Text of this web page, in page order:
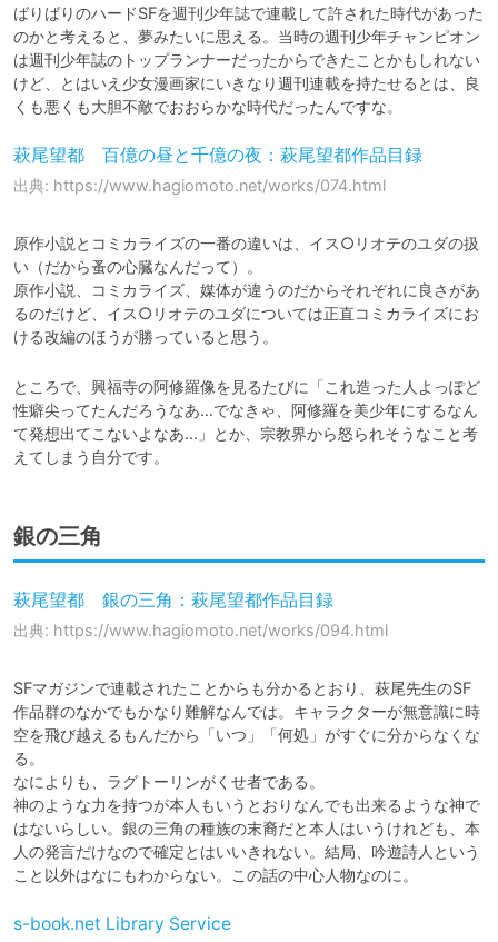
ばりばりのハードSFを週刊少年誌で連載して許された時代があった
のかと考えると、夢みたいに思える。当時の週刊少年チャンピオン
は週刊少年誌のトップランナーだったからできたことかもしれない
けど、とはいえ少女漫画家にいきなり週刊連載を持たせるとは、良
くも悪くも大胆不敵でおおらかな時代だったんですな。
萩尾望都 百億の昼と千億の夜：萩尾望都作品目録
出典: https://www.hagiomoto.net/works/074.html
原作小説とコミカライズの一番の違いは、イス○リオテのユダの扱
い（だから蚤の心臓なんだって）。
原作小説、コミカライズ、媒体が違うのだからそれぞれに良さがあ
るのだけど、イス○リオテのユダについては正直コミカライズにお
ける改編のほうが勝っていると思う。
ところで、興福寺の阿修羅像を見るたびに「これ造った人よっぽど
性癖尖ってたんだろうなあ…でなきゃ、阿修羅を美少年にするなん
て発想出てこないよなあ…」とか、宗教界から怒られそうなこと考
えてしまう自分です。
銀の三角
萩尾望都 銀の三角：萩尾望都作品目録
出典: https://www.hagiomoto.net/works/094.html
SFマガジンで連載されたことからも分かるとおり、萩尾先生のSF
作品群のなかでもかなり難解なんでは。キャラクターが無意識に時
空を飛び越えるもんだから「いつ」「何処」がすぐに分からなくな
る。
なによりも、ラグトーリンがくせ者である。
神のような力を持つが本人もいうとおりなんでも出来るような神で
はないらしい。銀の三角の種族の末裔だと本人はいうけれども、本
人の発言だけなので確定とはいいきれない。結局、吟遊詩人という
こと以外はなにもわからない。この話の中心人物なのに。
s-book.net Library Service